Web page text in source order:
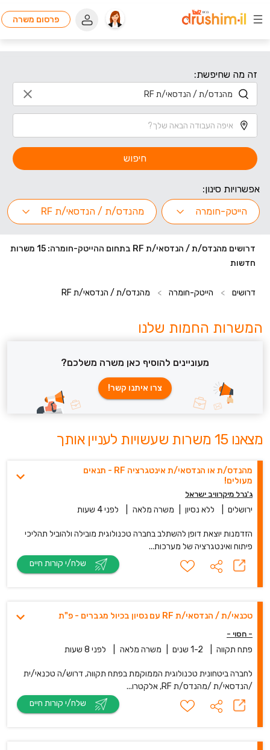
פרסום משרה
זה מה שחיפשת:
חיפוש
אפשרויות סינון:
הייטק-חומרה
מהנדס/ת / הנדסאי/ת RF
דרושים מהנדס/ת / הנדסאי/ת RF בתחום ההייטק-חומרה: 15 משרות
חדשות
דרושים > הייטק-חומרה > מהנדס/ת / הנדסאי/ת RF
המשרות החמות שלנו
מעוניינים להוסיף כאן משרה משלכם?
צרו איתנו קשר!
מצאנו 15 משרות שעשויות לעניין אותך
מהנדס/ת או הנדסאי/ת אינטגרציה RF - תנאים
מעולים!
ג'נרל מיקרוויב ישראל
ירושלים ללא נסיון משרה מלאה לפני 4 שעות
הזדמנות יוצאת דופן להשתלב בחברה טכנולוגית מובילה ולהוביל תהליכי
פיתוח ואינטגרציה של מערכות...
טכנאי/ת / הנדסאי/ת RF עם נסיון בכיול מגברים - פ"ת
- חסוי -
פתח תקווה 1-2 שנים משרה מלאה לפני 8 שעות
לחברה ביטחונית טכנולוגית הממוקמת בפתח תקווה, דרוש/ה טכנאי/ית
/הנדסאי/ת /מהנדס/ת RF, אלקטרו...